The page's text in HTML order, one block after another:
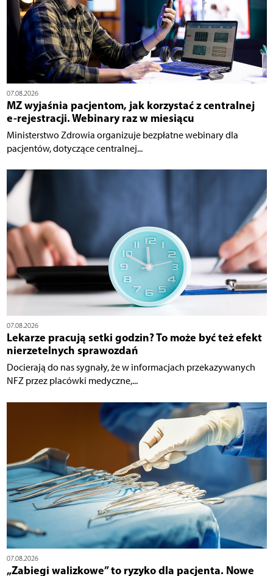
07.08.2026
MZ wyjaśnia pacjentom, jak korzystać z centralnej
e-rejestracji. Webinary raz w miesiącu
Ministerstwo Zdrowia organizuje bezpłatne webinary dla
pacjentów, dotyczące centralnej...
07.08.2026
Lekarze pracują setki godzin? To może być też efekt
nierzetelnych sprawozdań
Docierają do nas sygnały, że w informacjach przekazywanych
NFZ przez placówki medyczne,...
07.08.2026
„Zabiegi walizkowe” to ryzyko dla pacjenta. Nowe